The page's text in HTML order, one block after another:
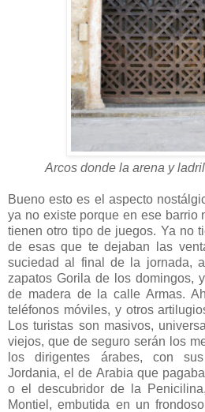
Arcos donde la arena y
Bueno esto es el aspecto
ya no existe porque en ese barrio
tienen otro tipo de juegos. Ya no
de esas que te dejaban las
suciedad al final de la jornada,
zapatos Gorila de los domingos,
de madera de la calle Armas.
teléfonos móviles, y otros
Los turistas son masivos,
viejos, que de seguro serán los
los dirigentes árabes, con
Jordania, el de Arabia que
o el descubridor de la
Montiel, embutida en un